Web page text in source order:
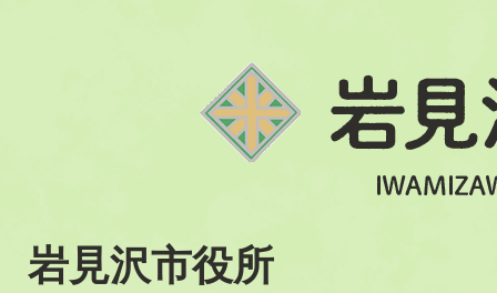
岩見沢市役所